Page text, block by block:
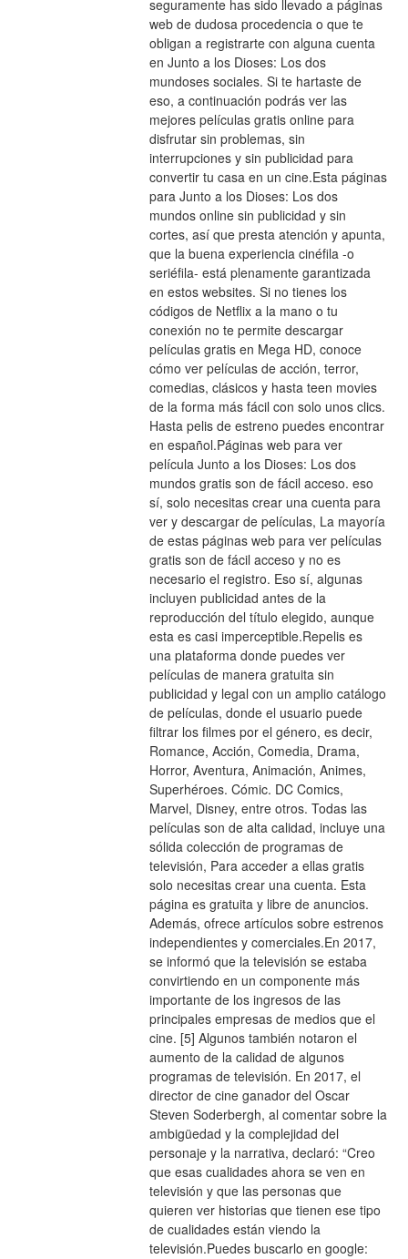
seguramente has sido llevado a páginas
web de dudosa procedencia o que te
obligan a registrarte con alguna cuenta
en Junto a los Dioses: Los dos
mundoses sociales. Si te hartaste de
eso, a continuación podrás ver las
mejores películas gratis online para
disfrutar sin problemas, sin
interrupciones y sin publicidad para
convertir tu casa en un cine.Esta páginas
para Junto a los Dioses: Los dos
mundos online sin publicidad y sin
cortes, así que presta atención y apunta,
que la buena experiencia cinéfila -o
seriéfila- está plenamente garantizada
en estos websites. Si no tienes los
códigos de Netflix a la mano o tu
conexión no te permite descargar
películas gratis en Mega HD, conoce
cómo ver películas de acción, terror,
comedias, clásicos y hasta teen movies
de la forma más fácil con solo unos clics.
Hasta pelis de estreno puedes encontrar
en español.Páginas web para ver
película Junto a los Dioses: Los dos
mundos gratis son de fácil acceso. eso
sí, solo necesitas crear una cuenta para
ver y descargar de películas, La mayoría
de estas páginas web para ver películas
gratis son de fácil acceso y no es
necesario el registro. Eso sí, algunas
incluyen publicidad antes de la
reproducción del título elegido, aunque
esta es casi imperceptible.Repelis es
una plataforma donde puedes ver
películas de manera gratuita sin
publicidad y legal con un amplio catálogo
de películas, donde el usuario puede
filtrar los filmes por el género, es decir,
Romance, Acción, Comedia, Drama,
Horror, Aventura, Animación, Animes,
Superhéroes. Cómic. DC Comics,
Marvel, Disney, entre otros. Todas las
películas son de alta calidad, incluye una
sólida colección de programas de
televisión, Para acceder a ellas gratis
solo necesitas crear una cuenta. Esta
página es gratuita y libre de anuncios.
Además, ofrece artículos sobre estrenos
independientes y comerciales.En 2017,
se informó que la televisión se estaba
convirtiendo en un componente más
importante de los ingresos de las
principales empresas de medios que el
cine. [5] Algunos también notaron el
aumento de la calidad de algunos
programas de televisión. En 2017, el
director de cine ganador del Oscar
Steven Soderbergh, al comentar sobre la
ambigüedad y la complejidad del
personaje y la narrativa, declaró: “Creo
que esas cualidades ahora se ven en
televisión y que las personas que
quieren ver historias que tienen ese tipo
de cualidades están viendo la
televisión.Puedes buscarlo en google: